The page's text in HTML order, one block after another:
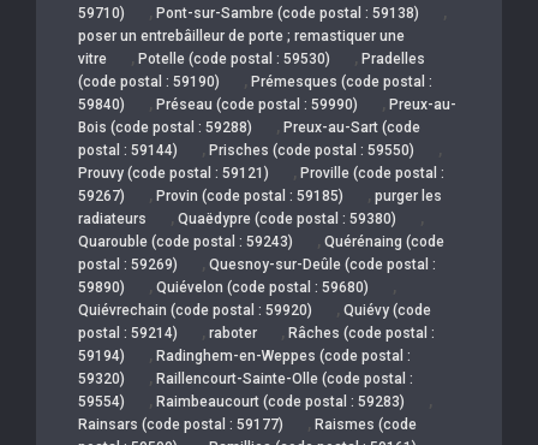
59710)
, Pont-sur-Sambre (code postal : 59138) ,
poser un entrebâilleur de porte ; remastiquer une
vitre
, Potelle (code postal : 59530) , Pradelles
(code postal : 59190)
, Prémesques (code postal :
59840)
, Préseau (code postal : 59990) , Preux-au-
Bois (code postal : 59288)
, Preux-au-Sart (code
postal : 59144)
, Prisches (code postal : 59550) ,
Prouvy (code postal : 59121) , Proville (code postal :
59267)
, Provin (code postal : 59185) , purger les
radiateurs
, Quaëdypre (code postal : 59380) ,
Quarouble (code postal : 59243) , Quérénaing (code
postal : 59269)
, Quesnoy-sur-Deûle (code postal :
59890)
, Quiévelon (code postal : 59680) ,
Quiévrechain (code postal : 59920) , Quiévy (code
postal : 59214)
, raboter , Râches (code postal :
59194)
, Radinghem-en-Weppes (code postal :
59320)
, Raillencourt-Sainte-Olle (code postal :
59554)
, Raimbeaucourt (code postal : 59283) ,
Rainsars (code postal : 59177) , Raismes (code